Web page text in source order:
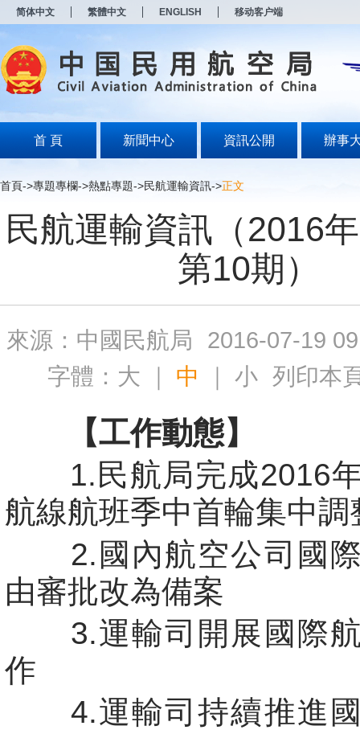
简体中文 繁體中文 ENGLISH 移动客户端
首 頁 新聞中心 資訊公開 辦事
首頁->專題專欄->熱點專題->民航運輸資訊->正文
民航運輸資訊（2016
第10期）
來源：中國民航局
2016-07-19
字體： 大 ｜ 中 ｜小 列印本
【工作動態】
1.民航局完成2016年
航線航班季中首輪集中調
2.國內航空公司國際
由審批改為備案
3.運輸司開展國際航
作
4.運輸司持續推進國
打
开
无
障
说
按
Alt
波
盲
式